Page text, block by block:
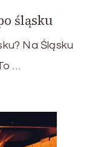
śląsku
Na Śląsku
…